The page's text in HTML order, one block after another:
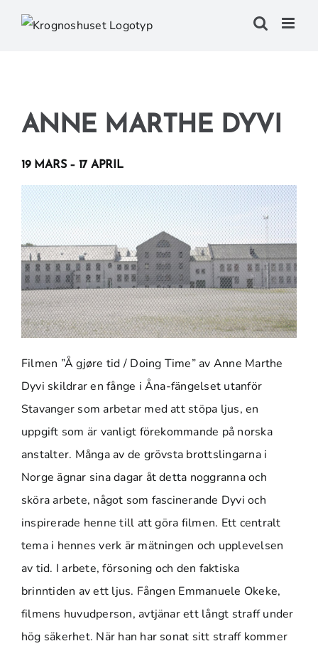
Fortsätt
ANNE MARTHE DYVI
19 MARS – 17 APRIL
Filmen ”Å gjøre tid / Doing Time” av Anne Marthe
Dyvi skildrar en fånge i Åna-fängelset utanför
Stavanger som arbetar med att stöpa ljus, en
uppgift som är vanligt förekommande på norska
anstalter. Många av de grövsta brottslingarna i
Norge ägnar sina dagar åt detta noggranna och
sköra arbete, något som fascinerande Dyvi och
inspirerade henne till att göra filmen. Ett centralt
tema i hennes verk är mätningen och upplevelsen
av tid. I arbete, försoning och den faktiska
brinntiden av ett ljus. Fången Emmanuele Okeke,
filmens huvudperson, avtjänar ett långt straff under
hög säkerhet. När han har sonat sitt straff kommer